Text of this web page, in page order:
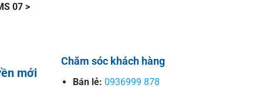
07 >
mới
Chăm sóc khách hàng
Bán lẻ: 0936999 878